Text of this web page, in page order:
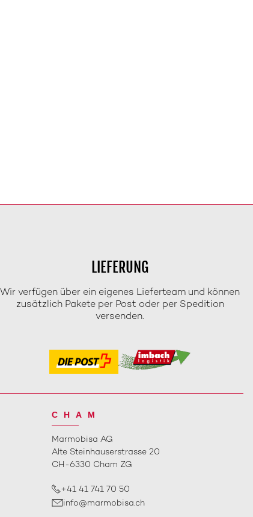
LIEFERUNG
Wir verfügen über ein eigenes Lieferteam und können
zusätzlich Pakete per Post oder per Spedition
versenden.
CHAM
Marmobisa AG
Alte Steinhauserstrasse 20
CH-6330 Cham ZG
+41 41 741 70 50
info@marmobisa.ch